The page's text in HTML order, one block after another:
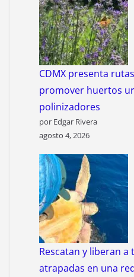
CDMX presenta
promover huertos
polinizadores
por Edgar Rivera
agosto 4, 2026
Rescatan y liberan
atrapadas en una